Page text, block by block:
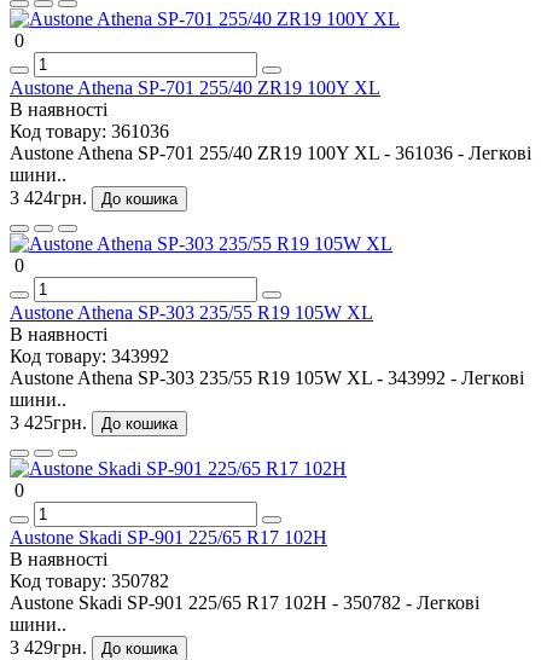
0
Austone Athena SP-701 255/40 ZR19 100Y XL
В наявності
Код товару: 361036
Austone Athena SP-701 255/40 ZR19 100Y XL - 361036 - Легкові
шини..
3 424грн.
До кошика
0
Austone Athena SP-303 235/55 R19 105W XL
В наявності
Код товару: 343992
Austone Athena SP-303 235/55 R19 105W XL - 343992 - Легкові
шини..
3 425грн.
До кошика
0
Austone Skadi SP-901 225/65 R17 102H
В наявності
Код товару: 350782
Austone Skadi SP-901 225/65 R17 102H - 350782 - Легкові
шини..
3 429грн.
До кошика